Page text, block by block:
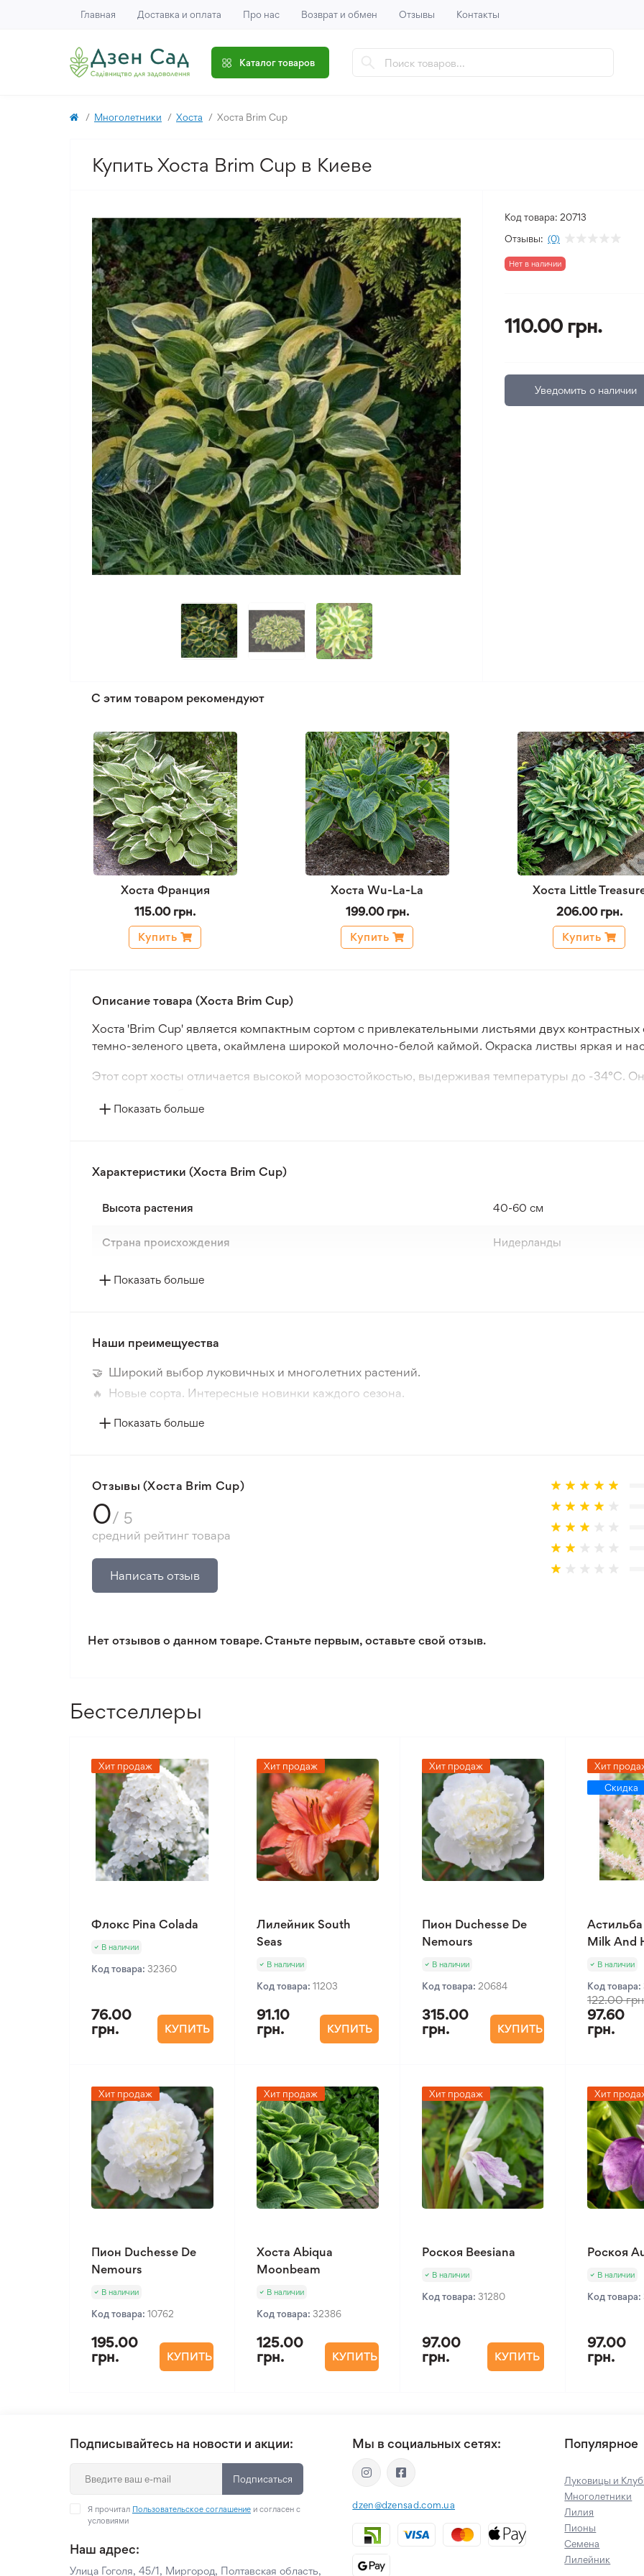
Главная Доставка и оплата Про нас Возврат и обмен Отзывы Контакты
Каталог товаров
Многолетники Хоста Хоста Brim Cup
Купить Хоста Brim Cup в Киеве
Код товара: 20713
Отзывы: (0)
Нет в наличии
110.00 грн.
Уведомить о наличии
С этим товаром рекомендуют
Хоста Франция
115.00 грн.
Купить
Хоста Wu-La-La
199.00 грн.
Купить
Хоста Little
206.00 грн.
Купить
Описание товара (Хоста Brim Cup)
Хоста 'Brim Cup' является компактным сортом с привлекательными листьями двух контрастных
темно-зеленого цвета, окаймлена широкой молочно-белой каймой. Окраска листвы яркая и
Этот сорт хосты отличается высокой морозостойкостью, выдерживая температуры до -34°С.
Показать больше
Характеристики (Хоста Brim Cup)
Высота растения 40-60 см
Страна происхождения Нидерланды
Цвет цветка
Размер цветка
Цвет растения
Морозостойкость
Место посадки В горшок, Открытый грунт
Тип почвы
Мягкий климат, Подходит
Показать больше
Наши преимещуества
🤝 Широкий выбор луковичных и многолетних растений.
🔥 Новые сорта. Интересные новинки каждого сезона.
📸 Соответствие сортов. Совпадение фотографии товара и реального растения.
Показать больше
Отзывы (Хоста Brim Cup)
0/ 5
средний рейтинг товара
Написать отзыв
Нет отзывов о данном товаре. Станьте первым, оставьте свой отзыв.
Бестселлеры
Хит продаж
Флокс Pina Colada
В наличии
Код товара: 32360
76.00
грн.
КУПИТЬ
Хит продаж
Лилейник South
Seas
В наличии
Код товара: 11203
91.10
грн.
КУПИТЬ
Хит продаж
Пион Duchesse De
Nemours
В наличии
Код товара: 20684
315.00
грн.
КУПИТЬ
Хит
Скидка
Milk And
В наличии
Код товара:
122.00
97.60
грн.
Хит продаж
Пион Duchesse De
Nemours
В наличии
Код товара: 10762
195.00
грн.
КУПИТЬ
Хит продаж
Хоста Abiqua
Moonbeam
В наличии
Код товара: 32386
125.00
грн.
КУПИТЬ
Хит продаж
Роскоя Beesiana
В наличии
Код товара: 31280
97.00
грн.
КУПИТЬ
Хит
Роскоя
В наличии
Код товара:
97.00
грн.
Подписывайтесь на новости и акции:
Подписаться
Я прочитал Пользовательское соглашение и согласен с
условиями
Наш адрес:
Улица Гоголя, 45/1, Миргород, Полтавская область,
Мы в социальных сетях:
dzen@dzensad.com.ua
Популярное
Луковицы и
Многолетники
Лилия
Пионы
Семена
Лилейник